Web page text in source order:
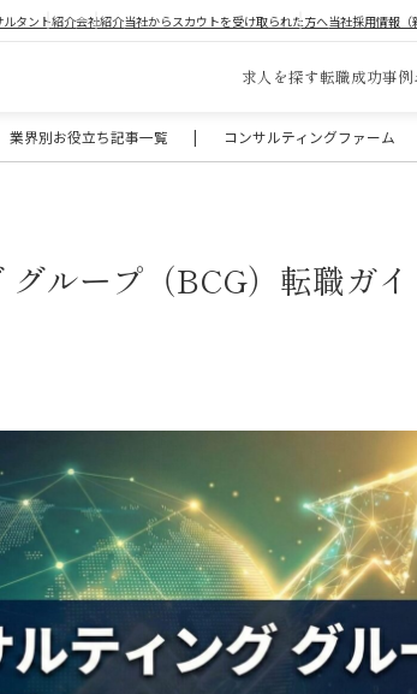
ルタント紹介会社紹介当社からスカウトを受け取られた方へ当社採用情報（
求人を探す転職成功事例
業界別お役立ち記事一覧 | コンサルティングファーム
ループ（BCG）転職ガ